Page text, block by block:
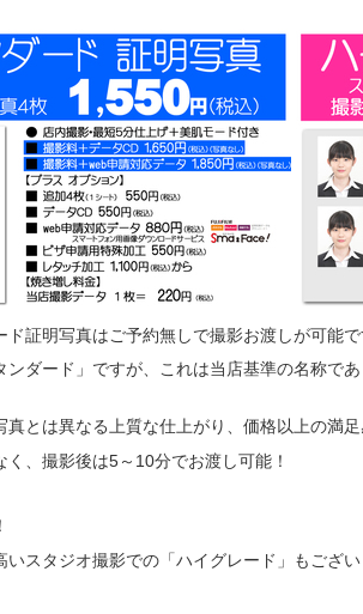
ド証明写真はご予約無しで撮影お渡しが可能
ンダード」ですが、これは当店基準の名称で
真とは異なる上質な仕上がり、価格以上の満
く、撮影後は5～10分でお渡し可能！
いスタジオ撮影での「ハイグレード」もござ